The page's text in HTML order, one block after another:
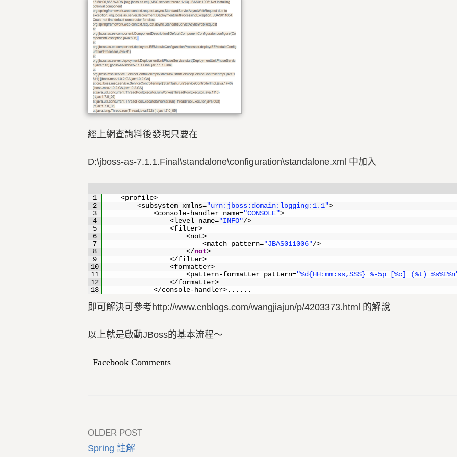
經上網查詢料後發現只要在
D:\jboss-as-7.1.1.Final\standalone\configuration\standalone.xml 中加入
1
2
3
4
5
6
7
8
9
10
11
12
13
<profile>
<subsystem xmlns="urn:jboss:domain:logging:1.1">
<console-handler name="CONSOLE">
<level name="INFO"/>
<filter>
<not>
<match pattern="JBAS011006"/>
</not>
</filter>
<formatter>
<pattern-formatter pattern="%d{HH:mm:ss,SSS} %-5p [%c] (%t)
</formatter>
</console-handler>. . . . . .
即可解決可參考http://www.cnblogs.com/wangjiajun/p/4203373.html 的解說
以上就是啟動JBoss的基本流程～
Facebook Comments
Post
OLDER POST
Spring 註解